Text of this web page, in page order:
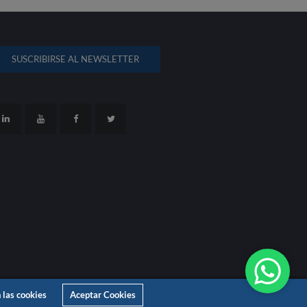
las cookies Aceptar Cookies
SUSCRIBIRSE AL NEWSLETTER